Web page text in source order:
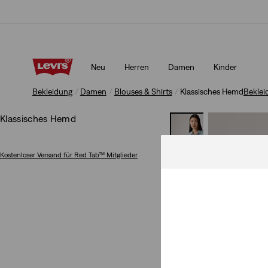
Neu Herren Damen Kinder
Bekleidung Damen Blouses & Shirts Klassisches Hemd
Klassisches Hemd
Kostenloser Versand für Red Tab™ Mitglieder